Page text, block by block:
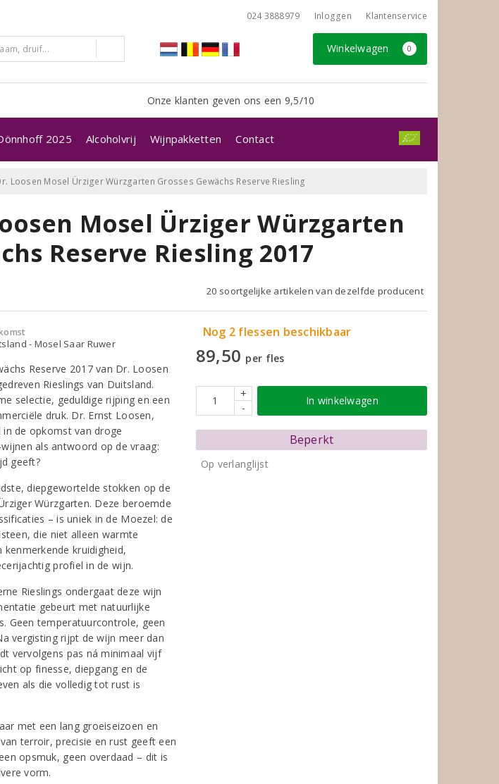
024 3888979 Inloggen Klantenservice
Winkelwagen 0
Onze klanten geven ons een 9,5/10
2025 Alcoholvrij Wijnpakketten Contact
Loosen Mosel Ürziger Würzgarten Grosses Gewächs Reserve Riesling
Mosel Ürziger Würzgarten
Reserve Riesling 2017
20 soortgelijke artikelen van dezelfde producent
- Mosel Saar Ruwer
Reserve 2017 van Dr. Loosen
Rieslings van Duitsland.
selectie, geduldige rijping en een
druk. Dr. Ernst Loosen,
de opkomst van droge
als antwoord op de vraag:
geeft?
diepgewortelde stokken op de
Würzgarten. Deze beroemde
– is uniek in de Moezel: de
die niet alleen warmte
kruidigheid,
profiel in de wijn.
Rieslings ondergaat deze wijn
gebeurt met natuurlijke
Geen temperatuurcontrole, geen
vergisting rijpt de wijn meer dan
vervolgens pas ná minimaal vijf
op finesse, diepgang en de
als die volledig tot rust is
met een lang groeiseizoen en
terroir, precisie en rust geeft een
opsmuk, geen overdaad – dit is
vorm.
Nog 2 flessen beschikbaar
89,50 per fles
+
-
In winkelwagen
Beperkt
Op verlanglijst